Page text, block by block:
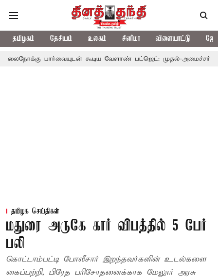
தமிழகம் தேசியம் உலகம் சினிமா விளையாட்டு
பார்வையுடன் கூடிய வேளாண் பட்ஜெட்: முதல்-அமைச்சர் விஜய்
தமிழக செய்திகள்
மதுரை அருகே கார் விபத்தில் 5 பேர்
பலி
கொட்டாம்பட்டி போலீசார் இறந்தவர்களின் உடல்களை
கைப்பற்றி, பிரேத பரிசோதனைக்காக மேலூர் அரசு